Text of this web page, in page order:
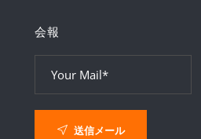
会報
送信メール